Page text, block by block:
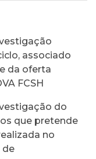
associado
da oferta
FCSH
do
que pretende
no
de